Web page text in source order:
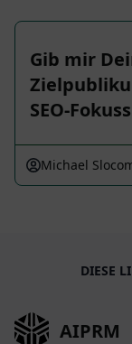
Gib mir
SEO-
Michael
DIESE
AIPRM